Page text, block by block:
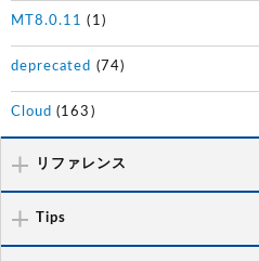
MT8.0.11 (1)
deprecated (74)
Cloud (163)
リファレンス
Tips